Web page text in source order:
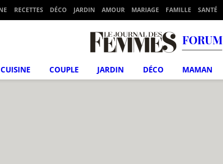
RECETTES DÉCO JARDIN AMOUR MARIAGE FAMILLE SANTÉ
FORUM
CUISINE COUPLE JARDIN DÉCO MAMAN